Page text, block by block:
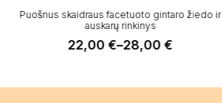
Puošnus skaidraus facetuoto gintaro žiedo ir
auskarų rinkinys
22,00€–28,00€
Price